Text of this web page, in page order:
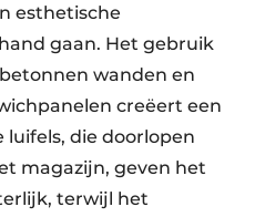
esthetische
gaan. Het gebruik
wanden en
creëert een
luifels, die doorlopen
magazijn, geven het
terwijl het